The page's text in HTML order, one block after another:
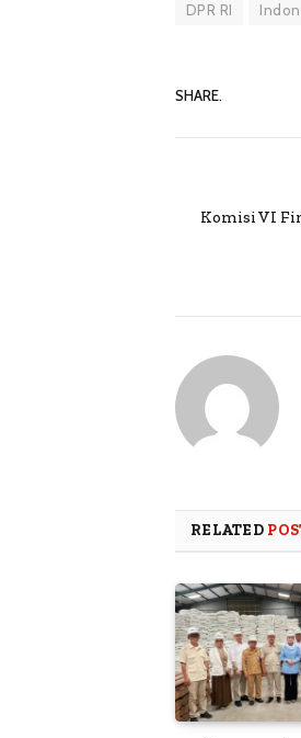
DPR RI
SHARE.
Komisi VI
RELATED